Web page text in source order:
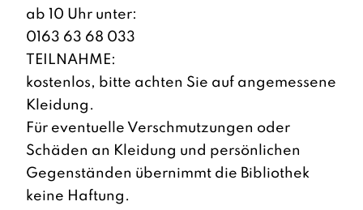
ab 10 Uhr unter:
0163 63 68 033
TEILNAHME:
kostenlos, bitte achten Sie auf angemessene
Kleidung.
Für eventuelle Verschmutzungen oder
Schäden an Kleidung und persönlichen
Gegenständen übernimmt die Bibliothek
keine Haftung.